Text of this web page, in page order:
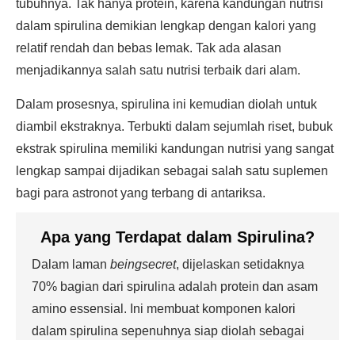
tubuhnya. Tak hanya protein, karena kandungan nutrisi
dalam spirulina demikian lengkap dengan kalori yang
relatif rendah dan bebas lemak. Tak ada alasan
menjadikannya salah satu nutrisi terbaik dari alam.
Dalam prosesnya, spirulina ini kemudian diolah untuk
diambil ekstraknya. Terbukti dalam sejumlah riset, bubuk
ekstrak spirulina memiliki kandungan nutrisi yang sangat
lengkap sampai dijadikan sebagai salah satu suplemen
bagi para astronot yang terbang di antariksa.
Apa yang Terdapat dalam Spirulina?
Dalam laman beingsecret, dijelaskan setidaknya
70% bagian dari spirulina adalah protein dan asam
amino essensial. Ini membuat komponen kalori
dalam spirulina sepenuhnya siap diolah sebagai